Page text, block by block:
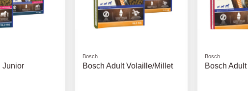
Junior
Bosch
Bosch Adult Volaille/Millet
Bosch
Bosch